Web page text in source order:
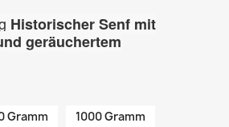
Historischer Senf mit
geräuchertem
Gramm 1000 Gramm